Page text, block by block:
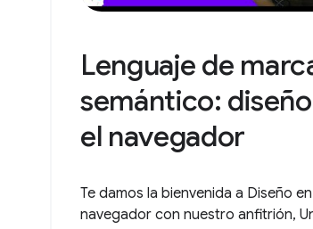
Lenguaje de
semántico:
el navegador
Te damos la bienvenida a Diseño
navegador con nuestro anfitrión,